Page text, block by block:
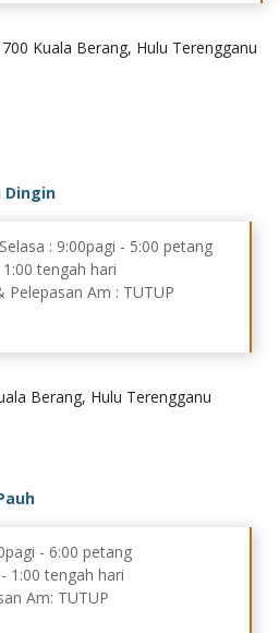
Kuala Berang, Hulu Terengganu
Dingin
: 9:00pagi - 5:00 petang
tengah hari
Pelepasan Am : TUTUP
Berang, Hulu Terengganu
- 6:00 petang
1:00 tengah hari
Am: TUTUP